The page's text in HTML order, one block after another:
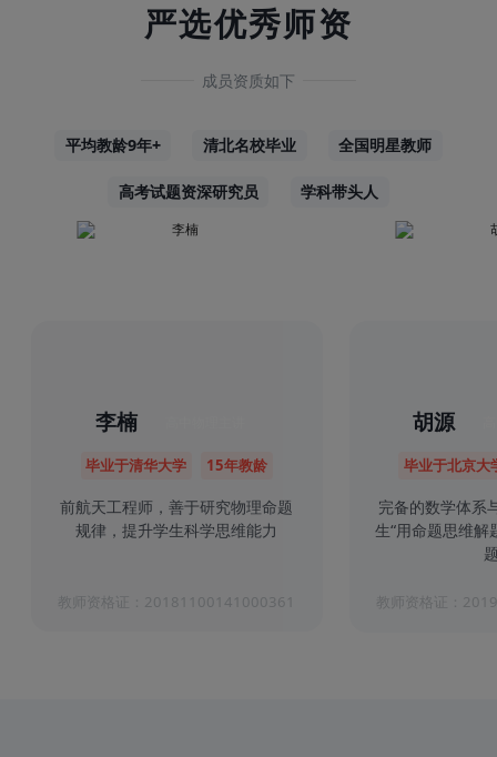
严选优秀师资
成员资质如下
平均教龄9年+ 清北名校毕业 全国明星教师
高考试题资深研究员 学科带头人
李楠
毕业于清华大学 15年教龄
前航天工程师，善于研究物理命题
规律，提升学生科学思维能力
教师资格证：20181100141000361
胡源
毕业于北京大
完备的数学体系
生“用命题思维
教师资格证：